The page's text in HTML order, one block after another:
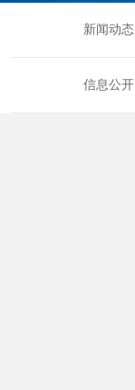
新闻动态
信息公开